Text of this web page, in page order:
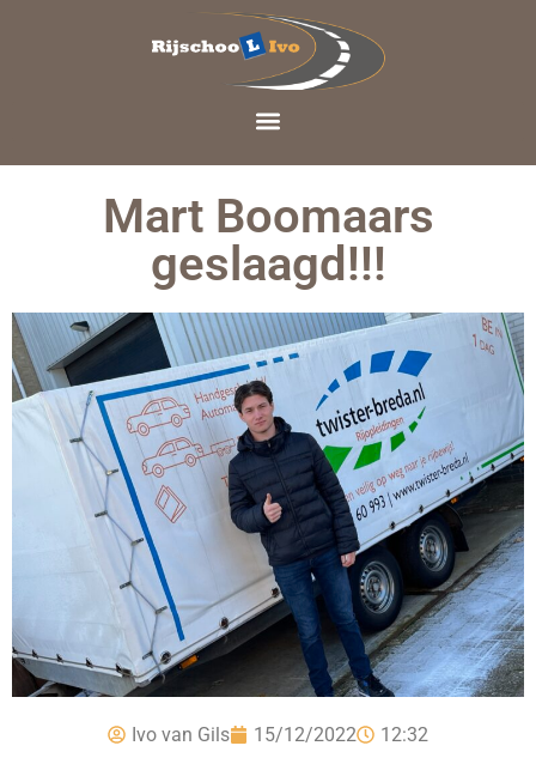
Mart Boomaars
geslaagd!!!
Ivo van Gils 15/12/2022 12:32